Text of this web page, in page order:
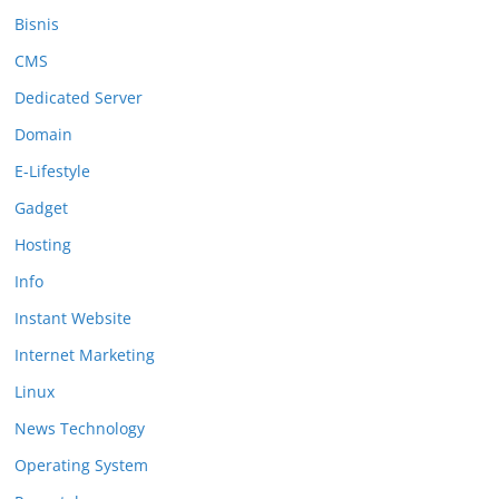
Bisnis
CMS
Dedicated Server
Domain
E-Lifestyle
Gadget
Hosting
Info
Instant Website
Internet Marketing
Linux
News Technology
Operating System